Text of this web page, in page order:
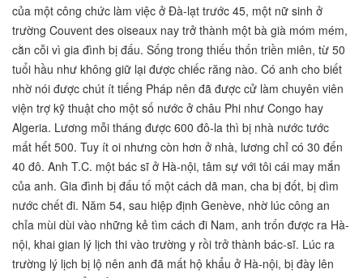
của một công chức làm việc ở Đà-lạt trước 45, một nữ sinh ở
trường Couvent des oiseaux nay trở thành một bà già móm mém,
cằn cỗi vì gia đình bị đấu. Sống trong thiếu thốn triền miên, từ 50
tuổi hầu như không giữ lại được chiếc răng nào. Có anh cho biết
nhờ nói được chút ít tiếng Pháp nên đã được cử làm chuyên viên
viện trợ kỹ thuật cho một số nước ở châu Phi như Congo hay
Algeria. Lương mỗi tháng được 600 đô-la thì bị nhà nước tước
mất hết 500. Tuy ít oi nhưng còn hơn ở nhà, lương chỉ có 30 đến
40 đô. Anh T.C. một bác sĩ ở Hà-nội, tâm sự với tôi cái may mắn
của anh. Gia đình bị đấu tố một cách dã man, cha bị đốt, bị dìm
nước chết đi. Năm 54, sau hiệp định Genève, nhờ lúc công an
chỉa mùi dùi vào những kẻ tìm cách đi Nam, anh trốn được ra Hà-
nội, khai gian lý lịch thi vào trường y rồi trở thành bác-sĩ. Lúc ra
trường lý lịch bị lộ nên anh đã mất hộ khẩu ở Hà-nội, bị đày lên